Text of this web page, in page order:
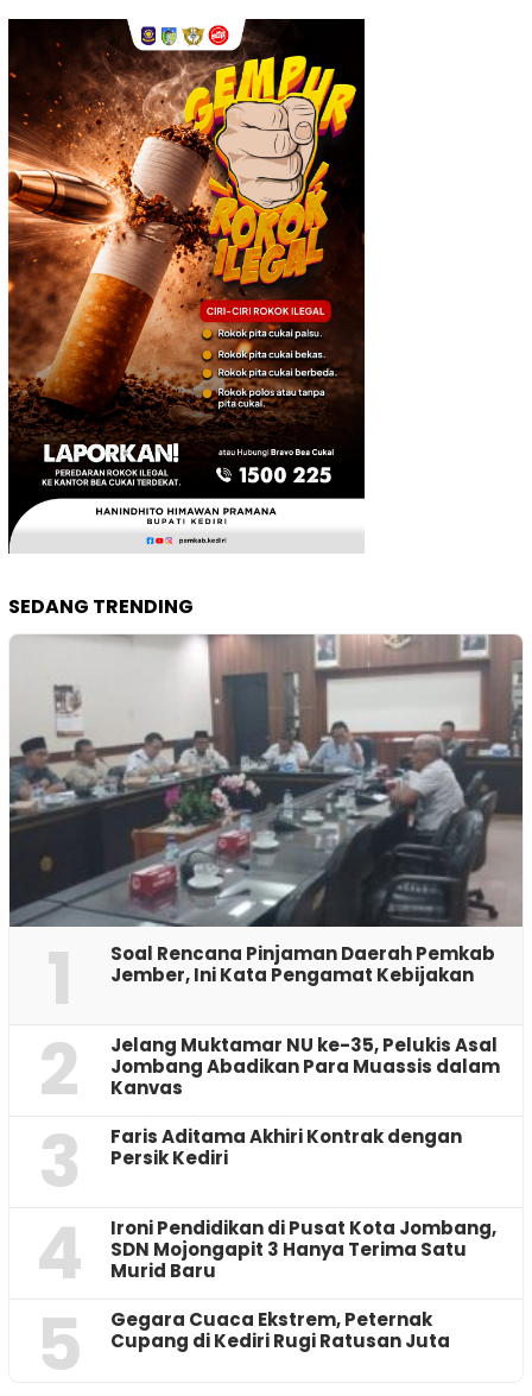
SEDANG TRENDING
1
‎Soal Rencana Pinjaman Daerah Pemkab
Jember, Ini Kata Pengamat Kebijakan ‎
2
Jelang Muktamar NU ke-35, Pelukis Asal
Jombang Abadikan Para Muassis dalam
Kanvas
3
Faris Aditama Akhiri Kontrak dengan
Persik Kediri
4
Ironi Pendidikan di Pusat Kota Jombang,
SDN Mojongapit 3 Hanya Terima Satu
Murid Baru
5
‎Gegara Cuaca Ekstrem, Peternak
Cupang di Kediri Rugi Ratusan Juta